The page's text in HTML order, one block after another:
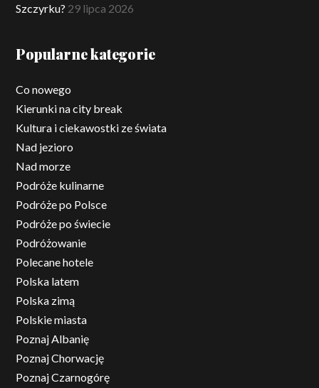
Szczyrku? 29 lipca 2026
Popularne kategorie
Co nowego
Kierunki na city break
Kultura i ciekawostki ze świata
Nad jezioro
Nad morze
Podróże kulinarne
Podróże po Polsce
Podróże po świecie
Podróżowanie
Polecane hotele
Polska latem
Polska zimą
Polskie miasta
Poznaj Albanię
Poznaj Chorwację
Poznaj Czarnogórę